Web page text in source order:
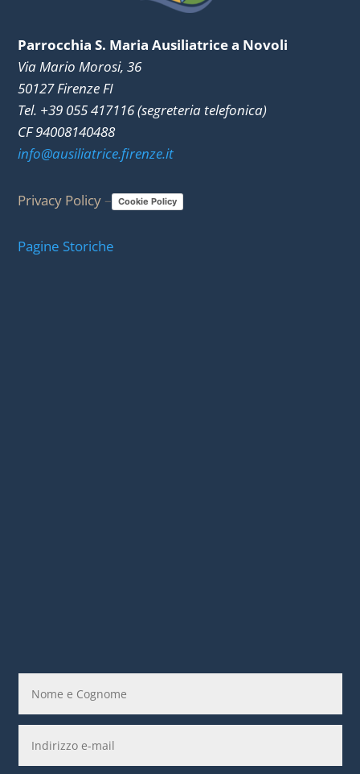
Parrocchia S. Maria Ausiliatrice a Novoli
Via Mario Morosi, 36
50127 Firenze FI
Tel. +39 055 417116 (segreteria telefonica)
CF 94008140488
info@ausiliatrice.firenze.it
Privacy Policy – Cookie Policy
Pagine Storiche